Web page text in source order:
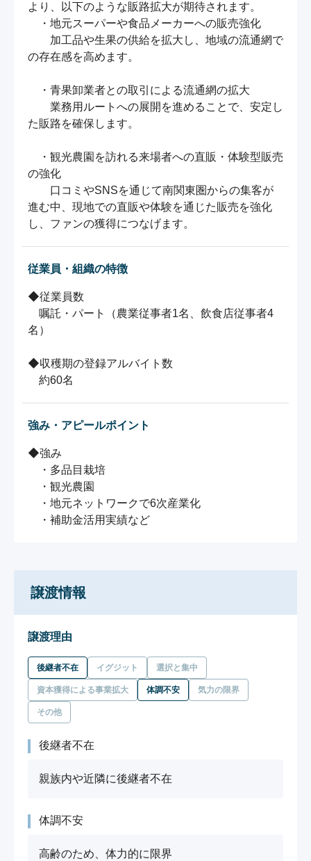
より、以下のような販路拡大が期待されます。
・地元スーパーや食品メーカーへの販売強化
加工品や生果の供給を拡大し、地域の流通網で
の存在感を高めます。
・青果卸業者との取引による流通網の拡大
業務用ルートへの展開を進めることで、安定し
た販路を確保します。
・観光農園を訪れる来場者への直販・体験型販売
の強化
口コミやSNSを通じて南関東圏からの集客が
進む中、現地での直販や体験を通じた販売を強化
し、ファンの獲得につなげます。
従業員・組織の特徴
◆従業員数
嘱託・パート（農業従事者1名、飲食店従事者4
名）
◆収穫期の登録アルバイト数
強み・アピールポイント
◆強み
・多品目栽培
・観光農園
・地元ネットワークで6次産業化
譲渡情報
譲渡理由
後継者不在 イグジット 選択と集中
資本獲得による事業拡大 体調不安 気力の限界
その他
後継者不在
親族内や近隣に後継者不在
体調不安
高齢のため、体力的に限界